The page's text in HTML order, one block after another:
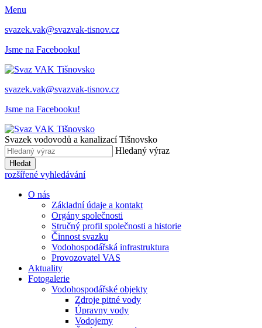
Menu
svazek.vak@svazvak-tisnov.cz
Jsme na Facebooku!
svazek.vak@svazvak-tisnov.cz
Jsme na Facebooku!
Svazek vodovodů a kanalizací Tišnovsko
Hledaný výraz
Hledat
rozšířené vyhledávání
O nás
Základní údaje a kontakt
Orgány společnosti
Stručný profil společnosti a historie
Činnost svazku
Vodohospodářská infrastruktura
Provozovatel VAS
Aktuality
Fotogalerie
Vodohospodářské objekty
Zdroje pitné vody
Úpravny vody
Vodojemy